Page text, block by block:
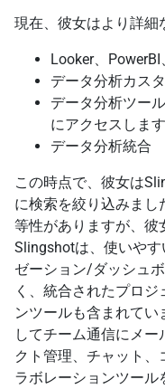
現在、彼女はより詳細
Looker、
データ分析カス
データ分析ツー
にアクセスします
データ分析統合
この時点で、彼女は
に検索を絞り込みま
等性がありますが、彼
Slingshotは、使いや
ゼーション/ダッシュ
く、統合されたプロ
ンツールも含まれてい
してチーム通信にメ
クト管理、チャット、
ラボレーションツール